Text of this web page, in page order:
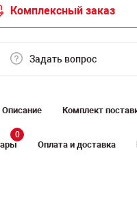
Комплексный заказ
Задать вопрос
Описание Комплект
0
Оплата и доставка